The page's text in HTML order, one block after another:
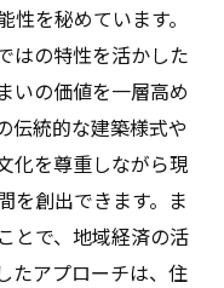
を秘めています。
はの特性を活かした
いの価値を一層高め
伝統的な建築様式や
化を尊重しながら現
を創出できます。ま
とで、地域経済の活
たアプローチは、住